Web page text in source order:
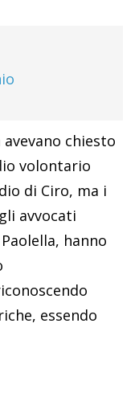
chiesto
volontario
di Ciro, ma i
avvocati
hanno
essendo